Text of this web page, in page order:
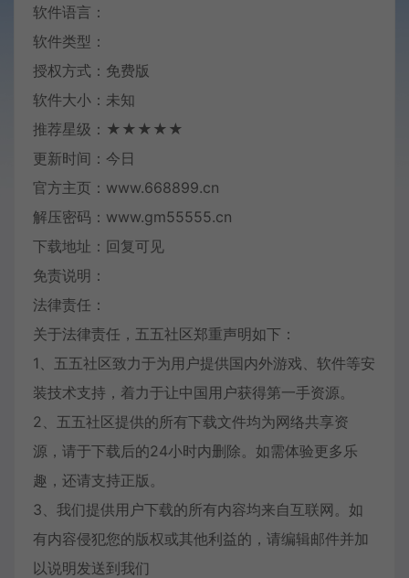
软件语言：
软件类型：
授权方式：免费版
软件大小：未知
推荐星级：★★★★★
更新时间：今日
官方主页：www.668899.cn
解压密码：www.gm55555.cn
下载地址：回复可见
免责说明：
法律责任：
关于法律责任，五五社区郑重声明如下：
1、五五社区致力于为用户提供国内外游戏、软件等安
装技术支持，着力于让中国用户获得第一手资源。
2、五五社区提供的所有下载文件均为网络共享资
源，请于下载后的24小时内删除。如需体验更多乐
趣，还请支持正版。
3、我们提供用户下载的所有内容均来自互联网。如
有内容侵犯您的版权或其他利益的，请编辑邮件并加
以说明发送到我们